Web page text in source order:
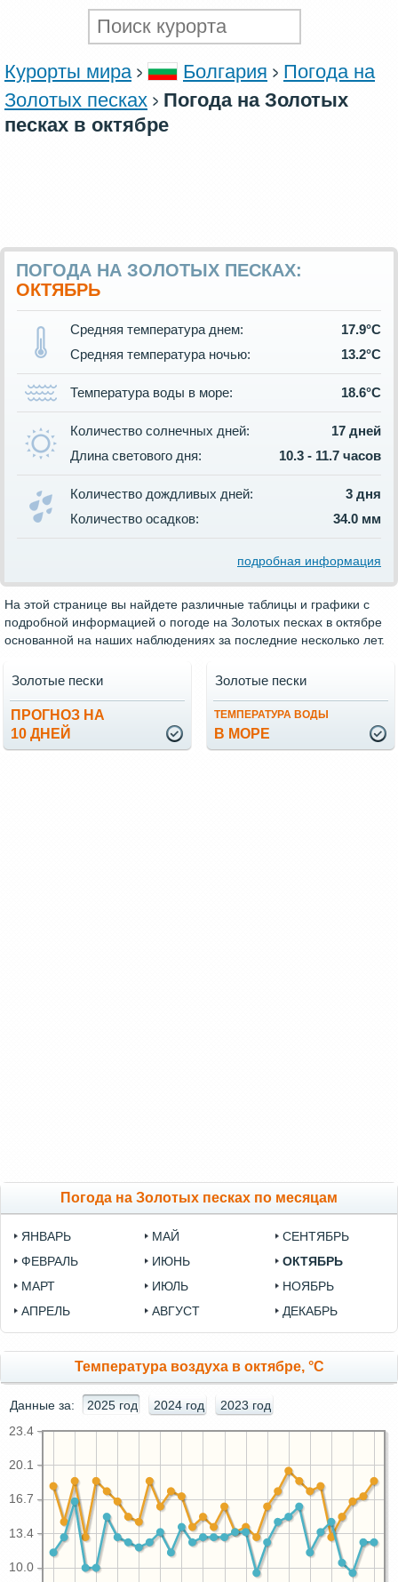
Курорты мира Болгария
Погода на
Золотых песках
Погода на Золотых
песках в октябре
ПОГОДА НА ЗОЛОТЫХ ПЕСКАХ:
ОКТЯБРЬ
Средняя температура днем:
17.9°C
Средняя температура ночью:
13.2°C
Температура воды в море: 18.6°C
Количество солнечных дней:
17 дней
Длина светового дня:
10.3 - 11.7 часов
Количество дождливых дней:
3 дня
Количество осадков:
34.0 мм
подробная информация
На этой странице вы найдете различные таблицы и графики с
подробной информацией о погоде на Золотых песках в октябре
основанной на наших наблюдениях за последние несколько лет.
ПРОГНОЗ НА
10 ДНЕЙ
Золотые пески
ТЕМПЕРАТУРА ВОДЫ
В МОРЕ
Золотые пески
Погода на Золотых песках по месяцам
ЯНВАРЬ
ФЕВРАЛЬ
МАРТ
АПРЕЛЬ
МАЙ
ИЮНЬ
ИЮЛЬ
АВГУСТ
СЕНТЯБРЬ
ОКТЯБРЬ
НОЯБРЬ
ДЕКАБРЬ
Температура воздуха в октябре, °C
Данные за: 2025 год 2024 год 2023 год
10.0
13.4
16.7
20.1
23.4